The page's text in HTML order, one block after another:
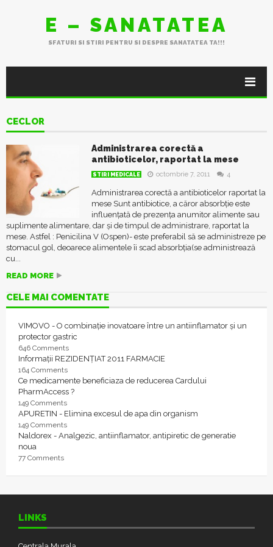
E – SANATATEA
SFATURI SI STIRI PENTRU SI DESPRE SANATATEA TA!!!
CECLOR
Administrarea corectă a
antibioticelor, raportat la mese
STIRI MEDICALE octombrie 7, 2011 4
Administrarea corectă a antibioticelor raportat la
mese Sunt antibiotice, a căror absorbție este
influențată de prezența anumitor alimente sau
suplimente alimentare, dar și de timpul de administrare, raportat la
mese. Astfel : Penicilina V (Ospen)- este preferabil să se administreze pe
stomacul gol, deoarece alimentele îi scad absorbția(se administrează
cu...
READ MORE
CELE MAI COMENTATE
VIMOVO - O combinație inovatoare între un antiinflamator și un
protector gastric
646 Comments
Informații REZIDENȚIAT 2011 FARMACIE
164 Comments
Ce medicamente beneficiaza de reducerea Cardului
PharmAccess ?
149 Comments
APURETIN - Elimina excesul de apa din organism
149 Comments
Naldorex - Analgezic, antiinflamator, antipiretic de generatie
noua
77 Comments
LINKS